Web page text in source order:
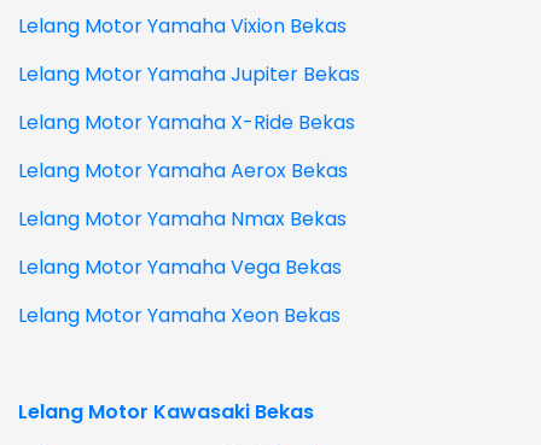
Lelang Motor Yamaha Vixion Bekas
Lelang Motor Yamaha Jupiter Bekas
Lelang Motor Yamaha X-Ride Bekas
Lelang Motor Yamaha Aerox Bekas
Lelang Motor Yamaha Nmax Bekas
Lelang Motor Yamaha Vega Bekas
Lelang Motor Yamaha Xeon Bekas
Lelang Motor Kawasaki Bekas